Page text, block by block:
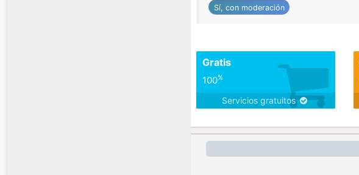
Sí, con moderación
Gratis
100%
Servicios gratuitos